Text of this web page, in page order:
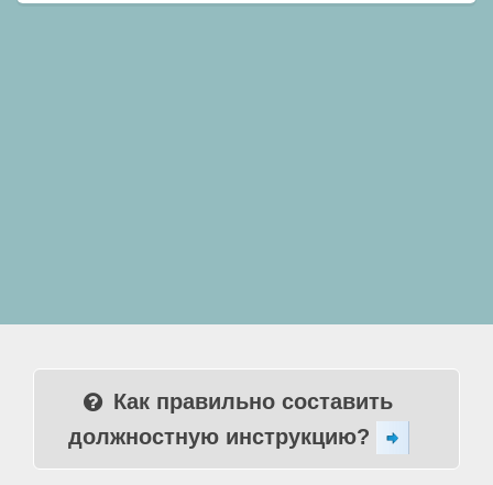
Как правильно составить
должностную инструкцию?